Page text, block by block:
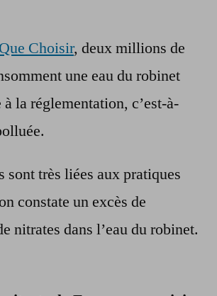
millions
Français,
l’eau
polluée
Choisir, deux millions de
une eau du robinet
la réglementation, c’est-à-
sont très liées aux pratiques
constate un excès de
nitrates dans l’eau du robinet.